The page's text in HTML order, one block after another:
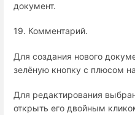
документ.
19. Комментарий.
Для создания нового
зелёную кнопку с плюсом
Для редактирования
открыть его двойным